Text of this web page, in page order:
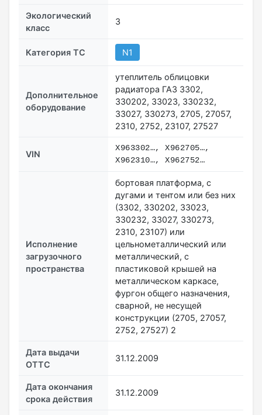
Экологический
класс
3
Категория ТС N1
Дополнительное
оборудование
утеплитель облицовки
радиатора ГАЗ 3302,
330202, 33023, 330232,
33027, 330273, 2705, 27057,
2310, 2752, 23107, 27527
VIN
X963302…, X962705…,
X962310…, X962752…
Исполнение
загрузочного
пространства
бортовая платформа, с
дугами и тентом или без них
(3302, 330202, 33023,
330232, 33027, 330273,
2310, 23107) или
цельнометаллический или
металлический, с
пластиковой крышей на
металлическом каркасе,
фургон общего назначения,
сварной, не несущей
конструкции (2705, 27057,
2752, 27527) 2
Дата выдачи
ОТТС
31.12.2009
Дата окончания
срока действия
31.12.2009